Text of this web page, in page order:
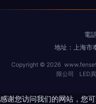
電
地址：上海市
Copyright © 2026
限公司
LED
感谢您访问我们的网站，您